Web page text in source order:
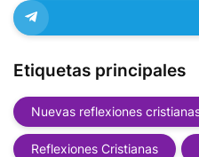
Etiquetas principales
Nuevas reflexiones
Reflexiones Cristianas